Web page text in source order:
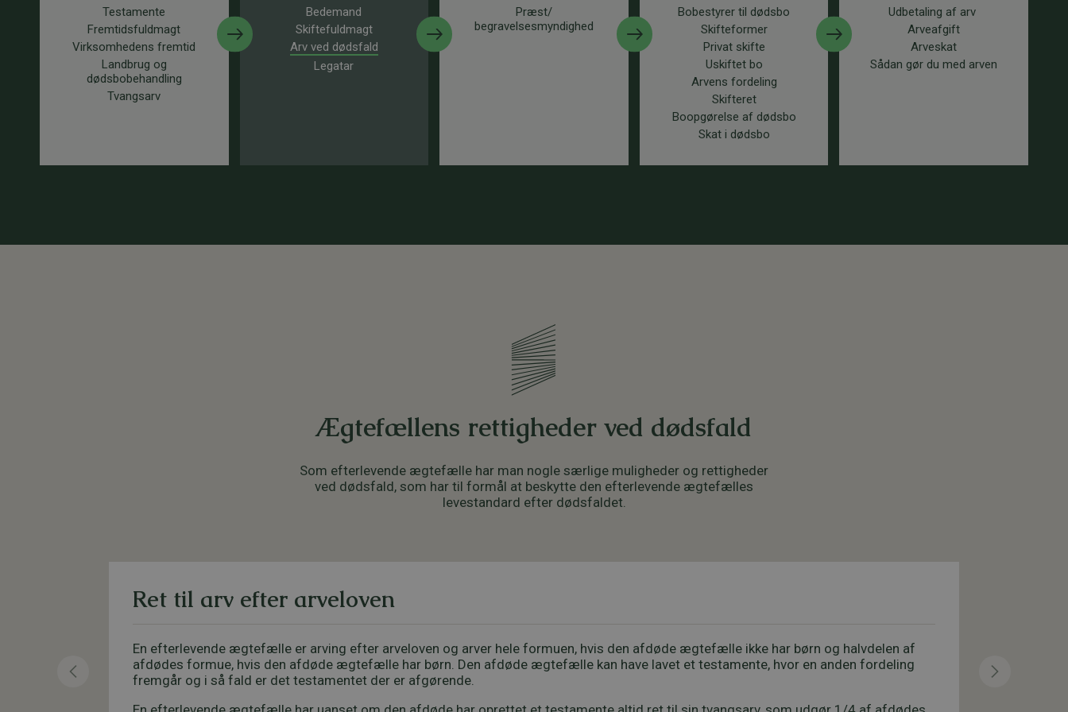
Testamente
Fremtidsfuldmagt
Virksomhedens fremtid
Landbrug og
dødsbobehandling
Tvangsarv
Bedemand
Skiftefuldmagt
Arv ved dødsfald
Legatar
Præst/
begravelsesmyndighed
Bobestyrer til dødsbo
Skifteformer
Privat skifte
Uskiftet bo
Arvens fordeling
Skifteret
Boopgørelse af dødsbo
Skat i dødsbo
Udbetaling af arv
Arveafgift
Arveskat
Sådan gør du med arven
Ægtefællens rettigheder ved dødsfald
Som efterlevende ægtefælle har man nogle særlige muligheder og rettigheder
ved dødsfald, som har til formål at beskytte den efterlevende ægtefælles
levestandard efter dødsfaldet.
Ret til arv efter arveloven
En efterlevende ægtefælle er arving efter arveloven og arver hele formuen, hvis den afdøde ægtefælle ikke har børn og halvdelen af
afdødes formue, hvis den afdøde ægtefælle har børn. Den afdøde ægtefælle kan have lavet et testamente, hvor en anden fordeling
fremgår og i så fald er det testamentet der er afgørende.
vil det